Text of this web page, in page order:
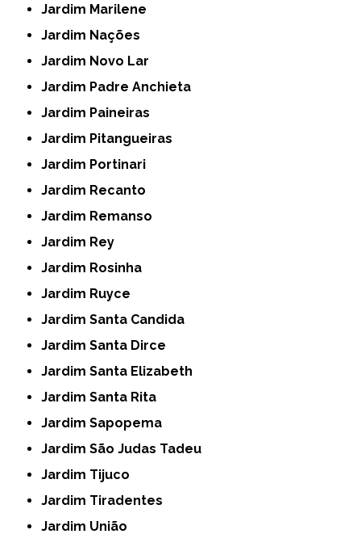
Jardim Marilene
Jardim Nações
Jardim Novo Lar
Jardim Padre Anchieta
Jardim Paineiras
Jardim Pitangueiras
Jardim Portinari
Jardim Recanto
Jardim Remanso
Jardim Rey
Jardim Rosinha
Jardim Ruyce
Jardim Santa Candida
Jardim Santa Dirce
Jardim Santa Elizabeth
Jardim Santa Rita
Jardim Sapopema
Jardim São Judas Tadeu
Jardim Tijuco
Jardim Tiradentes
Jardim União